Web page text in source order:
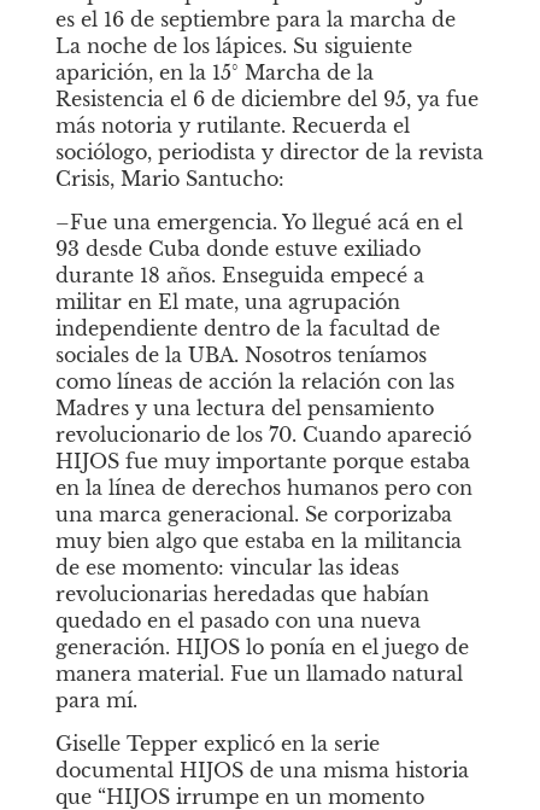
es el 16 de septiembre para la marcha de
La noche de los lápices. Su siguiente
aparición, en la 15° Marcha de la
Resistencia el 6 de diciembre del 95, ya fue
más notoria y rutilante. Recuerda el
sociólogo, periodista y director de la revista
Crisis, Mario Santucho:
–Fue una emergencia. Yo llegué acá en el
93 desde Cuba donde estuve exiliado
durante 18 años. Enseguida empecé a
militar en El mate, una agrupación
independiente dentro de la facultad de
sociales de la UBA. Nosotros teníamos
como líneas de acción la relación con las
Madres y una lectura del pensamiento
revolucionario de los 70. Cuando apareció
HIJOS fue muy importante porque estaba
en la línea de derechos humanos pero con
una marca generacional. Se corporizaba
muy bien algo que estaba en la militancia
de ese momento: vincular las ideas
revolucionarias heredadas que habían
quedado en el pasado con una nueva
generación. HIJOS lo ponía en el juego de
manera material. Fue un llamado natural
para mí.
Giselle Tepper explicó en la serie
documental HIJOS de una misma historia
que “HIJOS irrumpe en un momento